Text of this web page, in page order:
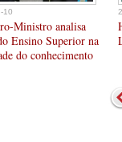
10
Ministro analisa
Ensino Superior na
do conhecimento